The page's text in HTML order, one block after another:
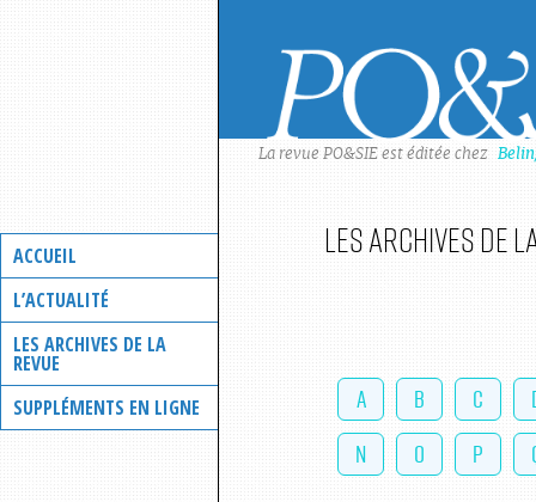
ACCUEIL
L’ACTUALITÉ
LES ARCHIVES DE LA
REVUE
SUPPLÉMENTS EN LIGNE
La revue PO&SIE est éditée chez
Les archives de
A B C
N
O P